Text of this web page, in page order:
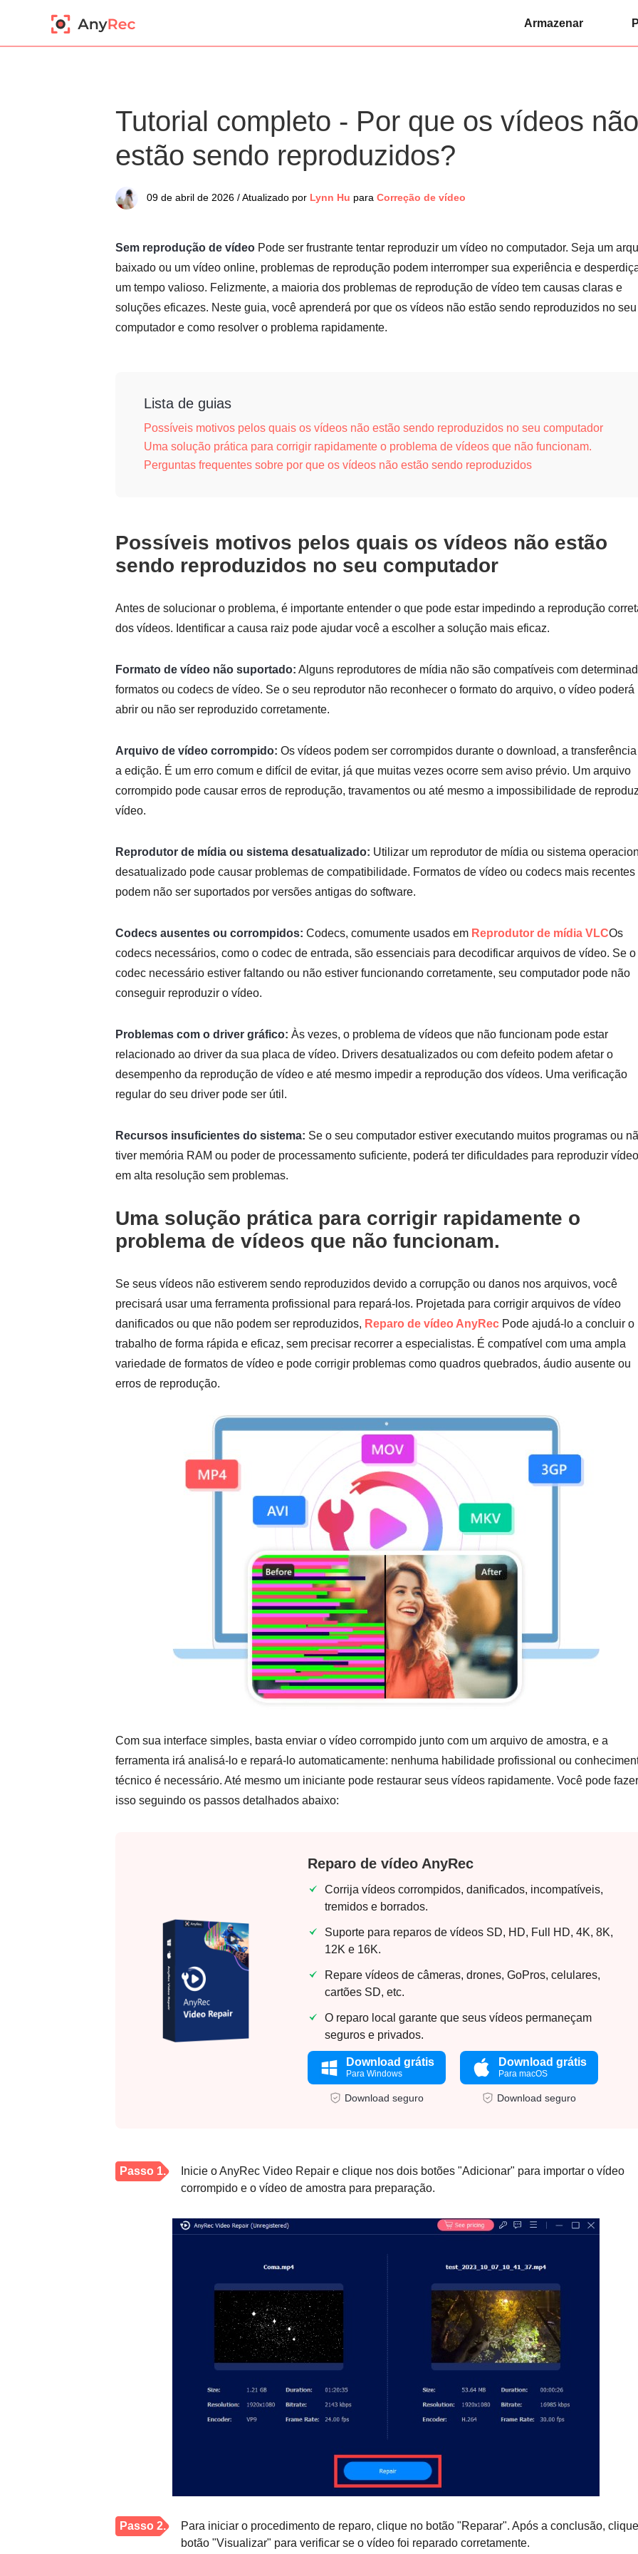
Armazenar
Tutorial completo - Por que os vídeos não
estão sendo reproduzidos?
09 de abril de 2026 / Atualizado por Lynn Hu para Correção de vídeo
Sem reprodução de vídeo Pode ser frustrante tentar reproduzir um vídeo no computador. Seja um
baixado ou um vídeo online, problemas de reprodução podem interromper sua experiência e
um tempo valioso. Felizmente, a maioria dos problemas de reprodução de vídeo tem causas claras e
soluções eficazes. Neste guia, você aprenderá por que os vídeos não estão sendo reproduzidos no seu
computador e como resolver o problema rapidamente.
Lista de guias
Possíveis motivos pelos quais os vídeos não estão sendo reproduzidos no seu computador
Uma solução prática para corrigir rapidamente o problema de vídeos que não funcionam.
Perguntas frequentes sobre por que os vídeos não estão sendo reproduzidos
Possíveis motivos pelos quais os vídeos não estão
sendo reproduzidos no seu computador
Antes de solucionar o problema, é importante entender o que pode estar impedindo a reprodução
dos vídeos. Identificar a causa raiz pode ajudar você a escolher a solução mais eficaz.
Formato de vídeo não suportado: Alguns reprodutores de mídia não são compatíveis com
formatos ou codecs de vídeo. Se o seu reprodutor não reconhecer o formato do arquivo, o vídeo poderá
abrir ou não ser reproduzido corretamente.
Arquivo de vídeo corrompido: Os vídeos podem ser corrompidos durante o download, a
a edição. É um erro comum e difícil de evitar, já que muitas vezes ocorre sem aviso prévio. Um arquivo
corrompido pode causar erros de reprodução, travamentos ou até mesmo a impossibilidade de
vídeo.
Reprodutor de mídia ou sistema desatualizado: Utilizar um reprodutor de mídia ou sistema
desatualizado pode causar problemas de compatibilidade. Formatos de vídeo ou codecs mais recentes
podem não ser suportados por versões antigas do software.
Codecs ausentes ou corrompidos: Codecs, comumente usados em Reprodutor de mídia VLCOs
codecs necessários, como o codec de entrada, são essenciais para decodificar arquivos de vídeo. Se o
codec necessário estiver faltando ou não estiver funcionando corretamente, seu computador pode não
conseguir reproduzir o vídeo.
Problemas com o driver gráfico: Às vezes, o problema de vídeos que não funcionam pode estar
relacionado ao driver da sua placa de vídeo. Drivers desatualizados ou com defeito podem afetar o
desempenho da reprodução de vídeo e até mesmo impedir a reprodução dos vídeos. Uma verificação
regular do seu driver pode ser útil.
Recursos insuficientes do sistema: Se o seu computador estiver executando muitos programas ou
tiver memória RAM ou poder de processamento suficiente, poderá ter dificuldades para reproduzir
em alta resolução sem problemas.
Uma solução prática para corrigir rapidamente o
problema de vídeos que não funcionam.
Se seus vídeos não estiverem sendo reproduzidos devido a corrupção ou danos nos arquivos, você
precisará usar uma ferramenta profissional para repará-los. Projetada para corrigir arquivos de vídeo
danificados ou que não podem ser reproduzidos, Reparo de vídeo AnyRec Pode ajudá-lo a concluir o
trabalho de forma rápida e eficaz, sem precisar recorrer a especialistas. É compatível com uma ampla
variedade de formatos de vídeo e pode corrigir problemas como quadros quebrados, áudio ausente ou
erros de reprodução.
Com sua interface simples, basta enviar o vídeo corrompido junto com um arquivo de amostra, e a
ferramenta irá analisá-lo e repará-lo automaticamente: nenhuma habilidade profissional ou
técnico é necessário. Até mesmo um iniciante pode restaurar seus vídeos rapidamente. Você pode fazer
isso seguindo os passos detalhados abaixo:
Reparo de vídeo AnyRec
Corrija vídeos corrompidos, danificados, incompatíveis,
tremidos e borrados.
Suporte para reparos de vídeos SD, HD, Full HD, 4K, 8K,
12K e 16K.
Repare vídeos de câmeras, drones, GoPros, celulares,
cartões SD, etc.
O reparo local garante que seus vídeos permaneçam
seguros e privados.
Download grátis
Para Windows
Download seguro
Download grátis
Para macOS
Download seguro
Passo 1.
Inicie o AnyRec Video Repair e clique nos dois botões "Adicionar" para importar o vídeo
corrompido e o vídeo de amostra para preparação.
Passo 2.
Para iniciar o procedimento de reparo, clique no botão "Reparar". Após a conclusão,
botão "Visualizar" para verificar se o vídeo foi reparado corretamente.